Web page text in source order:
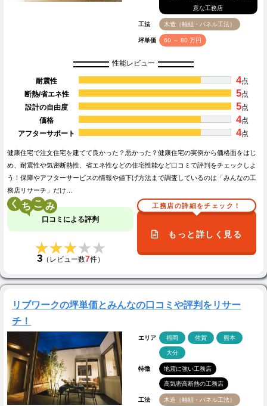
意な工務店
工法 木造（軸組・パネル工法）
坪単価 60 ～ 80 万円
性能レビュー
耐震性 4点
断熱/省エネ性
5点
設計の自由度
5点
価格
4点
アフターサポート
4点
健康住宅で注文住宅を建てて良かった？悪かった？健康住宅の実例から価格面をはじ
め、耐震性や気密断熱性、省エネ性などの住宅性能など口コミで評判をチェックしよ
う！保障やアフターサービスの情報や値下げ方法まで調査しているのは「みんなの工
務店リサーチ」だけ…
く こ
口コミによる評判
★★★★★
★★★★★
3（レビュー数7件）
工務店の詳細をチェック！
もっと詳しく見る
リブワークの坪単価とみんなの口コミや評判をリサー
チ！
エリア 福岡 佐賀 熊本
大分
特徴 地震に強い工務店
高気密高断熱の工務店
工法 木造（軸組・パネル工法）